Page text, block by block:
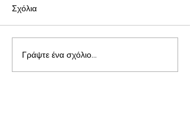
Σχόλια
Γράψτε ένα σχόλιο...